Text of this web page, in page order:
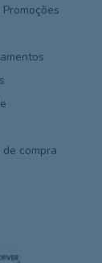
compra